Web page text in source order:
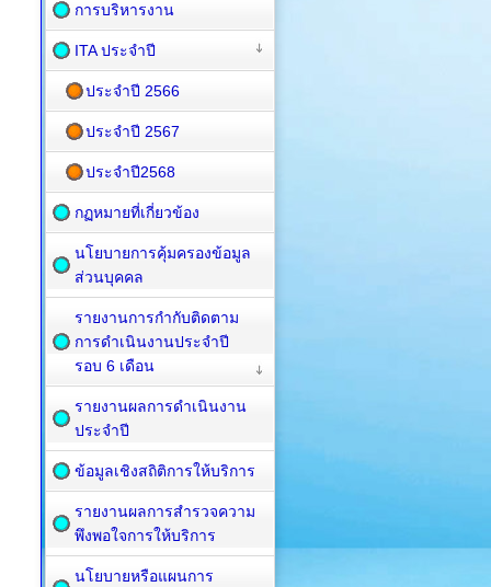
การบริหารงาน
ITA ประจำปี
ประจำปี 2566
ประจำปี 2567
ประจำปี2568
กฏหมายที่เกี่ยวข้อง
นโยบายการคุ้มครองข้อมูล
ส่วนบุคคล
รายงานการกำกับติดตาม
การดำเนินงานประจำปี
รอบ 6 เดือน
รายงานผลการดำเนินงาน
ประจำปี
ข้อมูลเชิงสถิติการให้บริการ
รายงานผลการสำรวจความ
พึงพอใจการให้บริการ
นโยบายหรือแผนการ